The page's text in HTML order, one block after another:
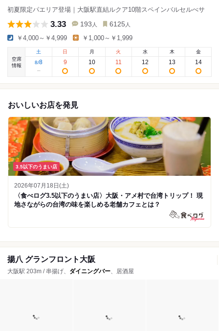
初夏限定パエリア登場｜大阪駅直結ルクア10階スペインバルセルべサ
3.33 193 人 6125 人
￥4,000～￥4,999 ￥1,000～￥1,999
空席
情報
土
8/8
日
9
月
10
火
11
水
12
木
13
金
14
おいしいお店を発見
3.5以下のうまい店
2026年07月18日(土)
〈食べログ3.5以下のうまい店〉大阪・アメ村で台湾トリップ！ 現
地さながらの台湾の味を楽しめる老舗カフェとは？
揚八 グランフロント大阪
大阪駅 203m / 串揚げ、 ダイニングバー、居酒屋